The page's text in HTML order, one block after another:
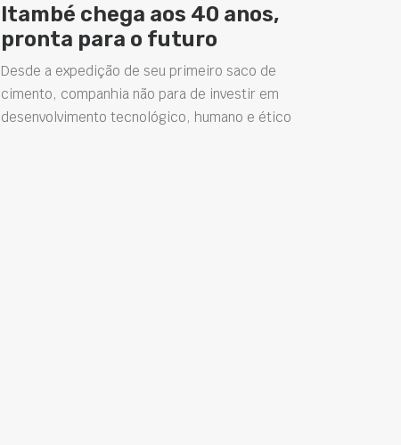
Itambé chega aos 40 anos,
pronta para o futuro
Desde a expedição de seu primeiro saco de
cimento, companhia não para de investir em
desenvolvimento tecnológico, humano e ético